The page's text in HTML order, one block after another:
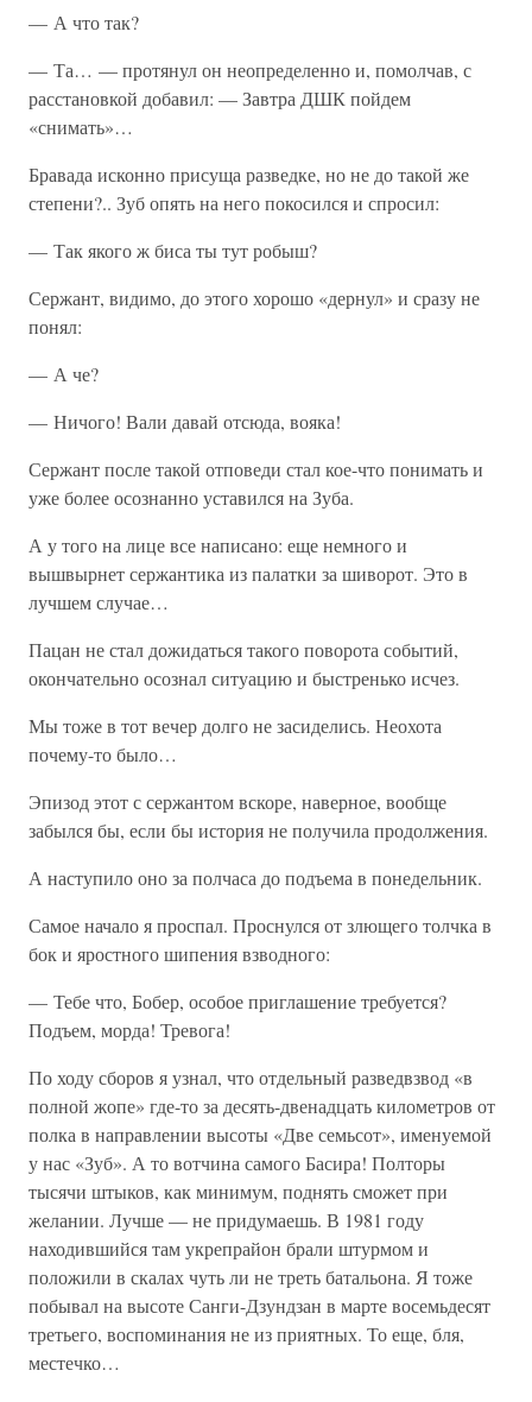
— А что так?
— Та… — протянул он неопределенно и, помолчав, с
расстановкой добавил: — Завтра ДШК пойдем
«снимать»…
Бравада исконно присуща разведке, но не до такой же
степени?.. Зуб опять на него покосился и спросил:
— Так якого ж биса ты тут робыш?
Сержант, видимо, до этого хорошо «дернул» и сразу не
понял:
— А че?
— Ничого! Вали давай отсюда, вояка!
Сержант после такой отповеди стал кое-что понимать и
уже более осознанно уставился на Зуба.
А у того на лице все написано: еще немного и
вышвырнет сержантика из палатки за шиворот. Это в
лучшем случае…
Пацан не стал дожидаться такого поворота событий,
окончательно осознал ситуацию и быстренько исчез.
Мы тоже в тот вечер долго не засиделись. Неохота
почему-то было…
Эпизод этот с сержантом вскоре, наверное, вообще
забылся бы, если бы история не получила продолжения.
А наступило оно за полчаса до подъема в понедельник.
Самое начало я проспал. Проснулся от злющего толчка в
бок и яростного шипения взводного:
— Тебе что, Бобер, особое приглашение требуется?
Подъем, морда! Тревога!
По ходу сборов я узнал, что отдельный разведвзвод «в
полной жопе» где-то за десять-двенадцать километров от
полка в направлении высоты «Две семьсот», именуемой
у нас «Зуб». А то вотчина самого Басира! Полторы
тысячи штыков, как минимум, поднять сможет при
желании. Лучше — не придумаешь. В 1981 году
находившийся там укрепрайон брали штурмом и
положили в скалах чуть ли не треть батальона. Я тоже
побывал на высоте Санги-Дзундзан в марте восемьдесят
третьего, воспоминания не из приятных. То еще, бля,
местечко…